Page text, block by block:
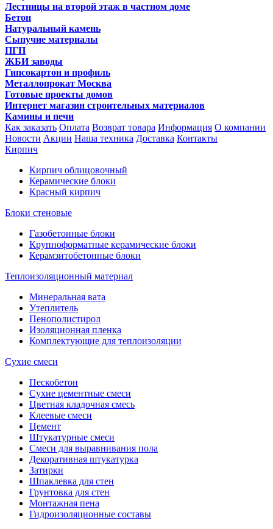
Лестницы на второй этаж в частном доме
Бетон
Натуральный камень
Сыпучие материалы
ПГП
ЖБИ заводы
Гипсокартон и профиль
Металлопрокат Москва
Готовые проекты домов
Интернет магазин строительных материалов
Камины и печи
Как заказать Оплата Возврат товара Информация О компании
Новости Акции Наша техника Доставка Контакты
Кирпич
Кирпич облицовочный
Керамические блоки
Красный кирпич
Блоки стеновые
Газобетонные блоки
Крупноформатные керамические блоки
Керамзитобетонные блоки
Теплоизоляционный материал
Минеральная вата
Утеплитель
Пенополистирол
Изоляционная пленка
Комплектующие для теплоизоляции
Сухие смеси
Пескобетон
Сухие цементные смеси
Цветная кладочная смесь
Клеевые смеси
Цемент
Штукатурные смеси
Смеси для выравнивания пола
Декоративная штукатурка
Затирки
Шпаклевка для стен
Грунтовка для стен
Монтажная пена
Гидроизоляционные составы